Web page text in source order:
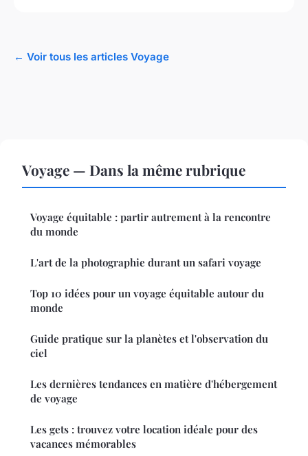
← Voir tous les articles Voyage
Voyage — Dans la même rubrique
Voyage équitable : partir autrement à la rencontre
du monde
L'art de la photographie durant un safari voyage
Top 10 idées pour un voyage équitable autour du
monde
Guide pratique sur la planètes et l'observation du
ciel
Les dernières tendances en matière d'hébergement
de voyage
Les gets : trouvez votre location idéale pour des
vacances mémorables